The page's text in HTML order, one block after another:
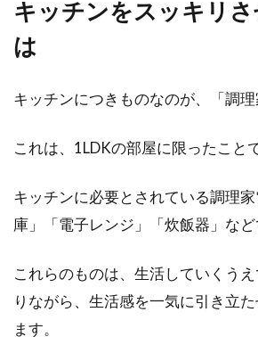
キッチンをスッキリさ
は
キッチンにつきものなのが、「調理
これは、1LDKの部屋に限ったこと
キッチンに必要とされている調理
庫」「電子レンジ」「炊飯器」など
これらのものは、生活していくう
りながら、生活感を一気に引き立
ます。